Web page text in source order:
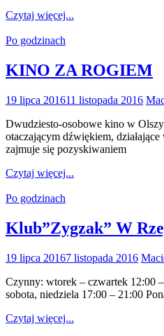
Czytaj więcej...
Po godzinach
KINO ZA ROGIEM
19 lipca 201611 listopada 2016
Dwudziesto-osobowe kino w
otaczającym dźwiękiem,
zajmuje się pozyskiwaniem
Czytaj więcej...
Po godzinach
Klub”Zygzak” W
19 lipca 20167 listopada 2016
Czynny: wtorek – czwartek 12:00
sobota, niedziela 17:00 – 21:00
Czytaj więcej...